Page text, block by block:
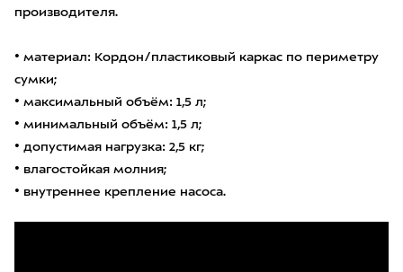
производителя.
• материал: Кордон/пластиковый каркас по периметру
сумки;
• максимальный объём: 1,5 л;
• минимальный объём: 1,5 л;
• допустимая нагрузка: 2,5 кг;
• влагостойкая молния;
• внутреннее крепление насоса.